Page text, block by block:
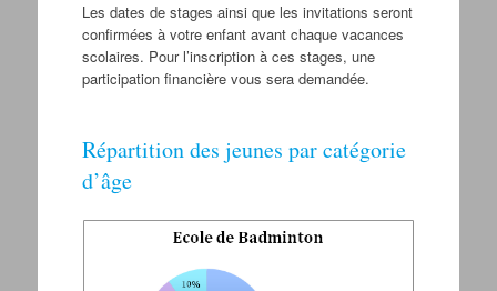
Les dates de stages ainsi que les invitations seront
confirmées à votre enfant avant chaque vacances
scolaires. Pour l’inscription à ces stages, une
participation financière vous sera demandée.
Répartition des jeunes par catégorie
d’âge